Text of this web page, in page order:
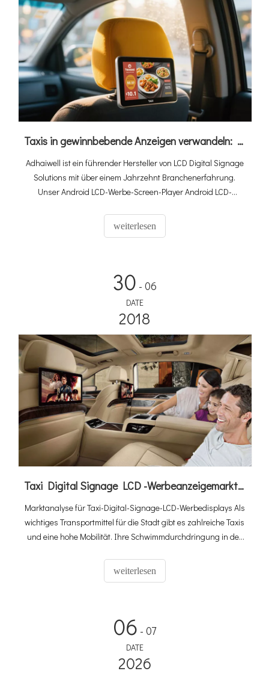
Taxis in gewinnbebende Anzeigen verwandeln: Erforschen der Kraft der digitalen LCD-Beschilderung
Adhaiwell ist ein führender Hersteller von LCD Digital Signage
Solutions mit über einem Jahrzehnt Branchenerfahrung.
Unser Android LCD-Werbe-Screen-Player Android LCD-
Werbeplattformen verwandeln, die Aufmerksamkeit der
Passagiere auf sich ziehen und die Reichweite der
weiterlesen
30 - 06
DATE
2018
Taxi Digital Signage LCD -Werbeanzeigemarktanalyse
Marktanalyse für Taxi-Digital-Signage-LCD-Werbedisplays Als
wichtiges Transportmittel für die Stadt gibt es zahlreiche Taxis
und eine hohe Mobilität. Ihre Schwimmdurchdringung in der
bezeichnen, und die Auswahl der Werbemittel konzentriert
sich darauf
weiterlesen
06 - 07
DATE
2026